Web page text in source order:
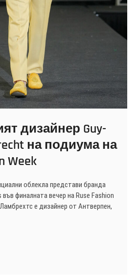
дизайнер Guy-
на подиума на
Week
облекла представи бранда
финалната вечер на Ruse Fashion
е дизайнер от Антверпен,